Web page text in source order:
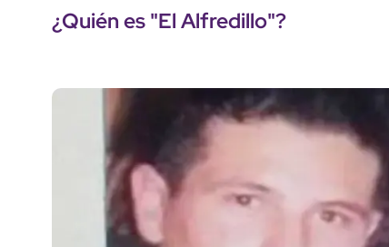
¿Quién es "El Alfredillo"?